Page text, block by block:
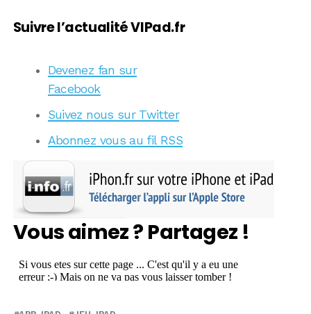
Suivre l’actualité VIPad.fr
Devenez fan sur
Facebook
Suivez nous sur Twitter
Abonnez vous au fil RSS
Vous aimez ? Partagez !